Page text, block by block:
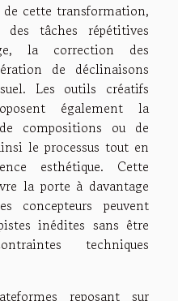
cette transformation,
tâches répétitives
la correction des
de déclinaisons
Les outils créatifs
également la
compositions ou de
le processus tout en
esthétique. Cette
la porte à davantage
concepteurs peuvent
inédites sans être
techniques
reposant sur